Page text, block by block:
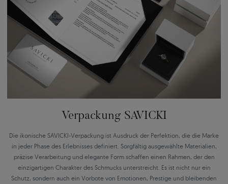
Verpackung SAVICKI
Die ikonische SAVICKI-Verpackung ist Ausdruck der Perfektion, die die Marke
in jeder Phase des Erlebnisses definiert. Sorgfältig ausgewählte Materialien,
präzise Verarbeitung und elegante Form schaffen einen Rahmen, der den
einzigartigen Charakter des Schmucks unterstreicht. Es ist nicht nur ein
Schutz, sondern auch ein Vorbote von Emotionen, Prestige und bleibenden